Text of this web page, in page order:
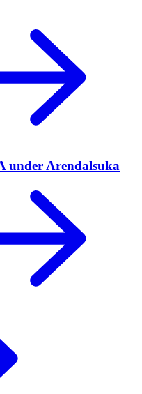
under Arendalsuka